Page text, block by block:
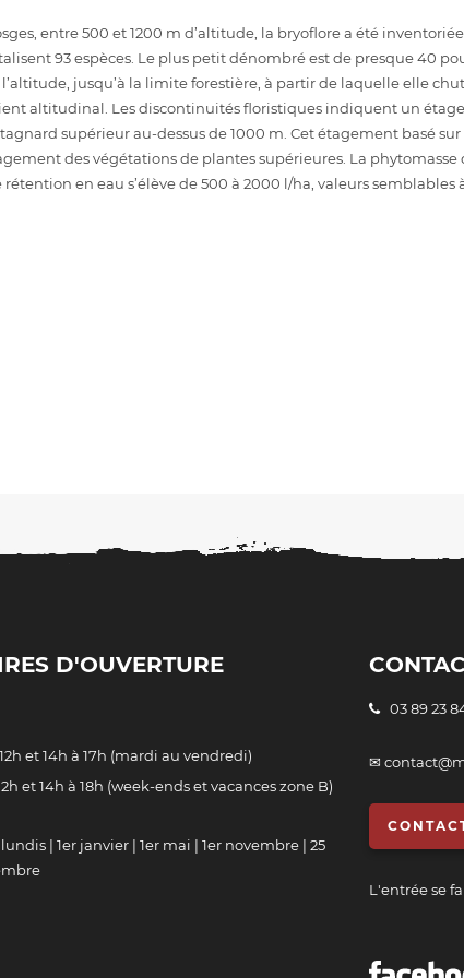
entre 500 et 1200 m d’altitude, la bryoflore a été
93 espèces. Le plus petit dénombré est de presque 40
jusqu’à la limite forestière, à partir de laquelle elle
altitudinal. Les discontinuités floristiques indiquent un
supérieur au-dessus de 1000 m. Cet étagement basé
des végétations de plantes supérieures. La phytomasse
en eau s’élève de 500 à 2000 l/ha, valeurs semblables
D'OUVERTURE
et 14h à 17h (mardi au vendredi)
et 14h à 18h (week-ends et vacances zone B)
| 1er janvier | 1er mai | 1er novembre | 25
03 89 23
✉
L'entrée se